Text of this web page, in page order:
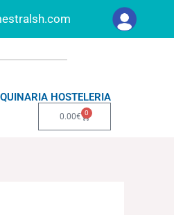
HOSTELERIA
0.00€ 0
Carrito